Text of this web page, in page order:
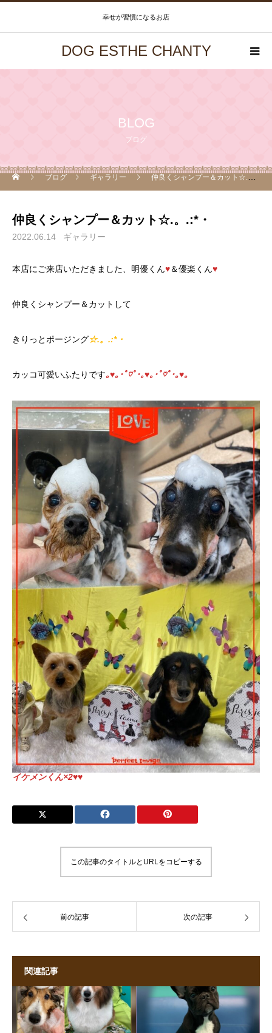
幸せが習慣になるお店
DOG ESTHE CHANTY
BLOG
ブログ
ブログ ギャラリー 仲良くシャンプー＆カット☆.。.:*・
仲良くシャンプー＆カット☆.。.:*・
2022.06.14 ギャラリー
本店にご来店いただきました、明優くん♥＆優楽くん♥
仲良くシャンプー＆カットして
きりっとポージング☆.。.:*・
カッコ可愛いふたりです｡♥｡･ﾟ♡ﾟ･｡♥｡･ﾟ♡ﾟ･｡♥｡
イケメンくん×2♥♥
この記事のタイトルとURLをコピーする
前の記事 次の記事
関連記事